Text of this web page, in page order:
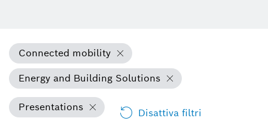
Connected mobility
Energy and Building Solutions
Presentations Disattiva filtri